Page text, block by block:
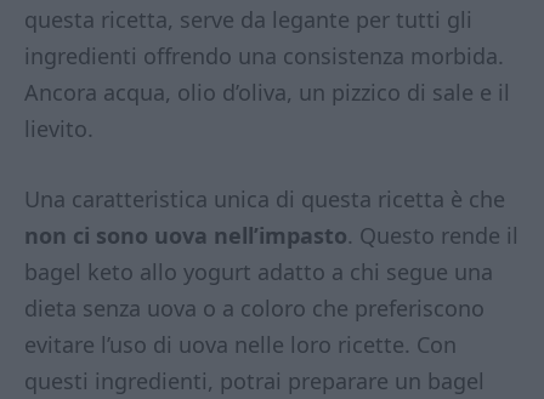
questa ricetta, serve da legante per tutti gli
ingredienti offrendo una consistenza morbida.
Ancora acqua, olio d’oliva, un pizzico di sale e il
lievito.
Una caratteristica unica di questa ricetta è che
non ci sono uova nell’impasto. Questo rende il
bagel keto allo yogurt adatto a chi segue una
dieta senza uova o a coloro che preferiscono
evitare l’uso di uova nelle loro ricette. Con
questi ingredienti, potrai preparare un bagel